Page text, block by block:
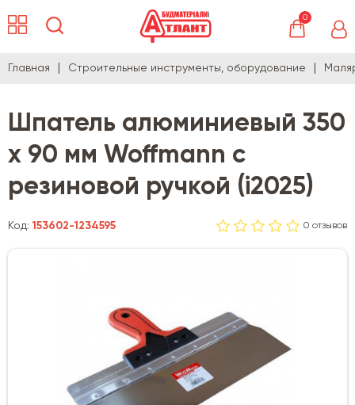
0
Главная Строительные инструменты, оборудование
Шпатель алюминиевый 350
x 90 мм Woffmann с
резиновой ручкой (i2025)
Код:153602-1234595 0 отзывов